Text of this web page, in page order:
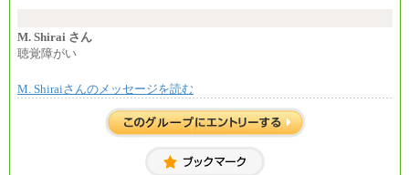
※上記に加え、所定労働時間外に勤務をした場
※試用期間中も給与に変更はございません。
＜募集各社・全職種共通＞
M. Shirai さん
聴覚障がい
M. Shiraiさんのメッセージを読む